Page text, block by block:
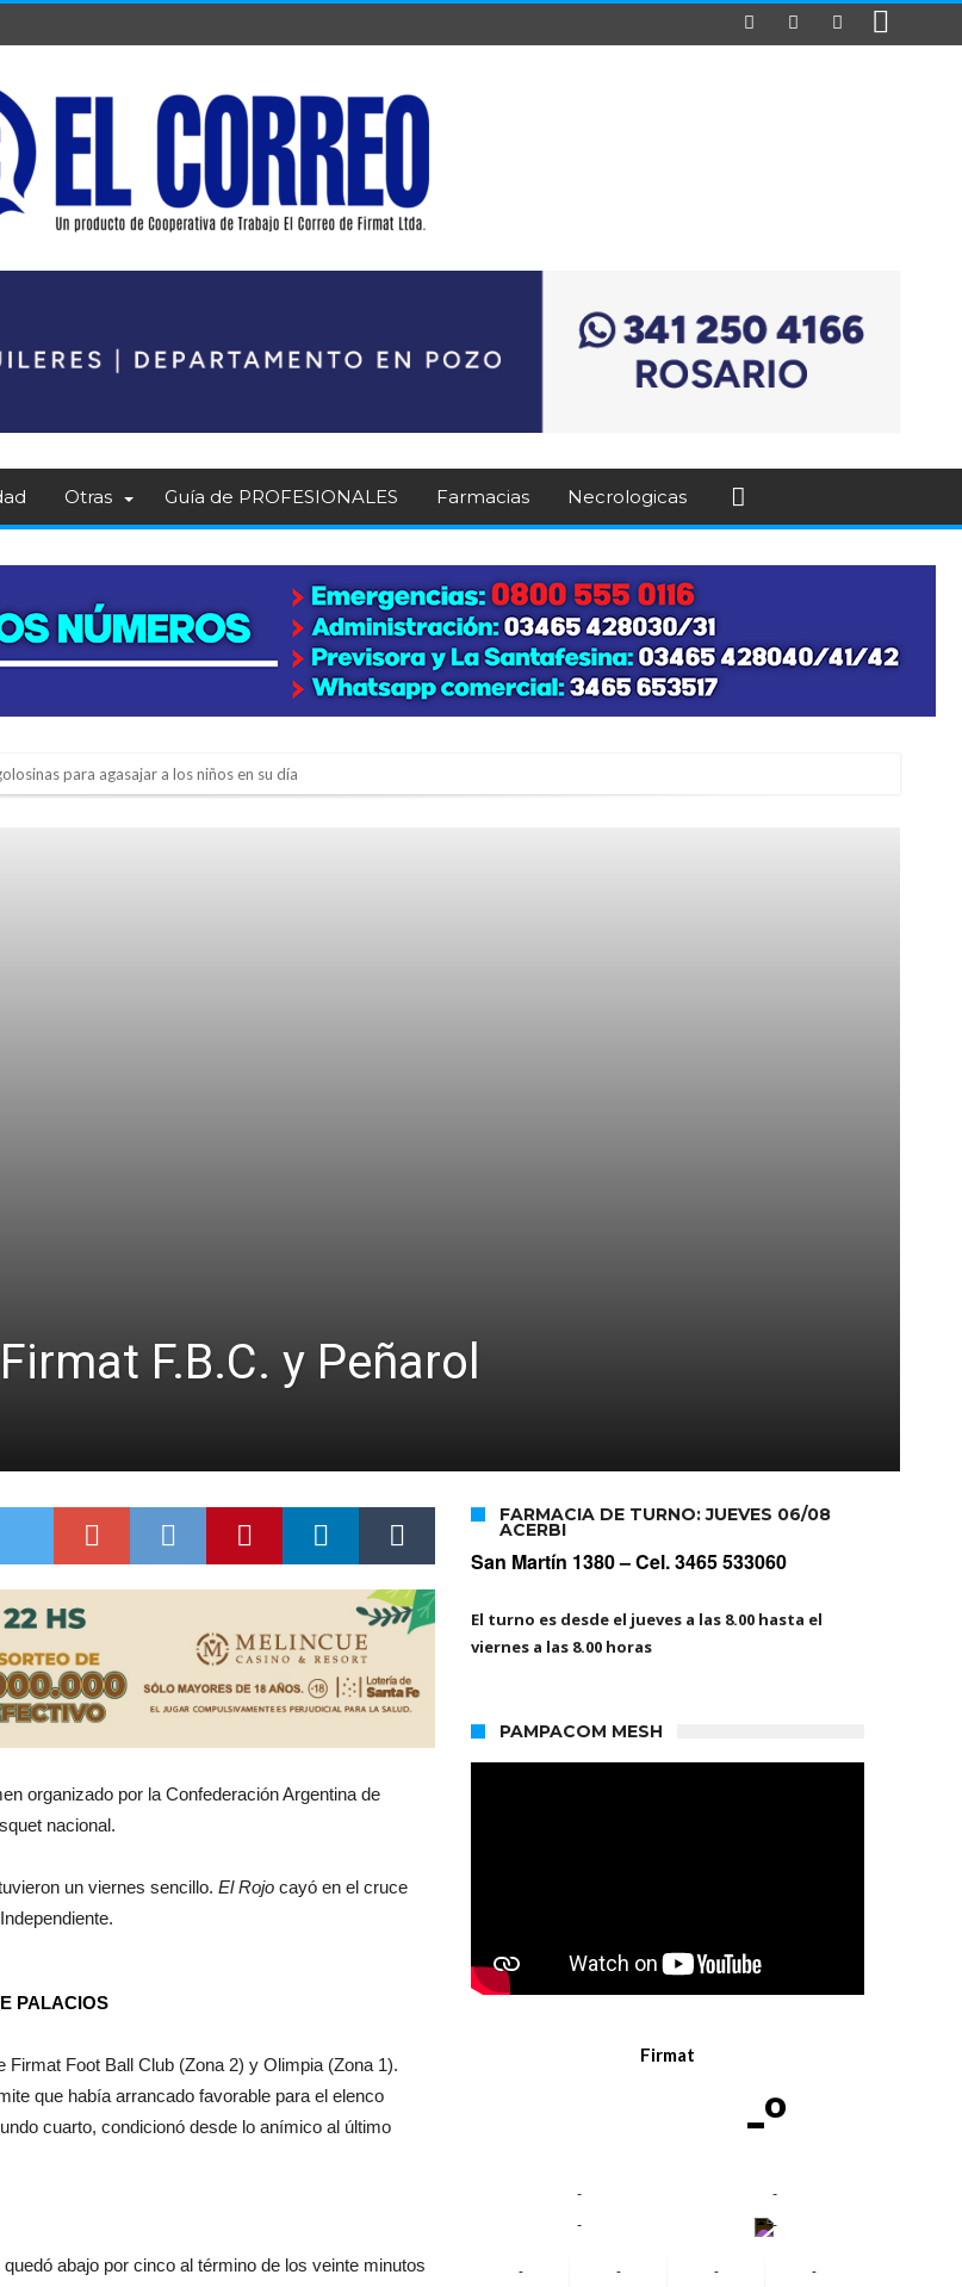
Otras Guía de PROFESIONALES Farmacias Necrologicas
para agasajar a los niños en su día
F.B.C. y Peñarol
organizado por la Confederación Argentina de
nacional.
un viernes sencillo. El Rojo cayó en el cruce
PALACIOS
Foot Ball Club (Zona 2) y Olimpia (Zona 1).
que había arrancado favorable para el elenco
cuarto, condicionó desde lo anímico al último
abajo por cinco al término de los veinte minutos
FARMACIA DE TURNO: JUEVES 06/08
ACERBI
San Martín 1380 –Cel. 3465 533060
El turno es desde el jueves a las 8.00 hasta el
viernes a las 8.00 horas
PAMPACOM MESH
Firmat
-º
-
-
-
-
-
-
-
-